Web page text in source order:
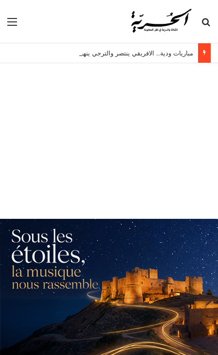
بحث عن
مباريات ودية.. الافريقي ينتصر والترجي ينهزم